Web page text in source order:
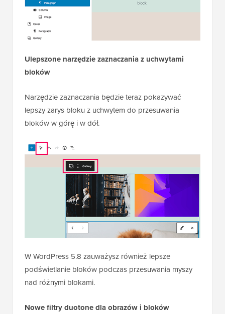
Ulepszone narzędzie zaznaczania z uchwytami
bloków
Narzędzie zaznaczania będzie teraz pokazywać
lepszy zarys bloku z uchwytem do przesuwania
bloków w górę i w dół.
W WordPress 5.8 zauważysz również lepsze
podświetlanie bloków podczas przesuwania myszy
nad różnymi blokami.
Nowe filtry duotone dla obrazów i bloków